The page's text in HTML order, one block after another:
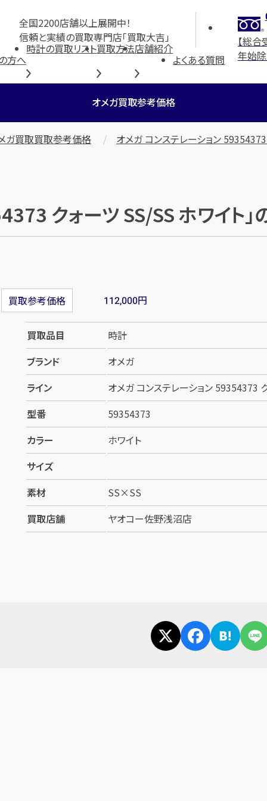
全国2200店舗以上展開中！
信頼と実績の買取専門店「買取大吉」
【総
年始
方へ
時計の買取リスト買取方法店舗紹介
よくある質問
オメガ買取参考価格
ガ買取買取参考価格 オメガ コンステレーション
クォーツ SS/SS ホワイト
買取参考価格 112,000円
買取品目
時計
ブランド
オメガ
ライン
オメガ コンステレーション 59354373
型番
59354373
カラー
ホワイト
サイズ
素材
SS×SS
買取店舗
ヤオコー佐野浅沼店